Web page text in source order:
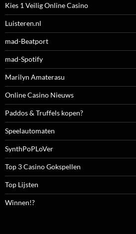
Kies 1 Veilig Online Casino
Luisteren.nl
mad-Beatport
mad-Spotify
Marilyn Amaterasu
Online Casino Nieuws
Paddos & Truffels kopen?
Speelautomaten
SynthPoPLoVer
Top 3 Casino Gokspellen
Top Lijsten
Winnen!?